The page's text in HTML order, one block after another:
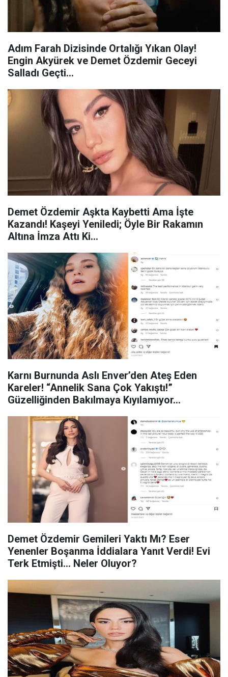
Adım Farah Dizisinde Ortalığı Yıkan Olay!
Engin Akyürek ve Demet Özdemir Geceyi
Salladı Geçti…
Demet Özdemir Aşkta Kaybetti Ama İşte
Kazandı! Kaşeyi Yeniledi; Öyle Bir Rakamın
Altına İmza Attı Ki…
Karnı Burnunda Aslı Enver’den Ateş Eden
Kareler! “Annelik Sana Çok Yakıştı!”
Güzelliğinden Bakılmaya Kıyılamıyor…
Demet Özdemir Gemileri Yaktı Mı? Eser
Yenenler Boşanma İddialara Yanıt Verdi! Evi
Terk Etmişti... Neler Oluyor?